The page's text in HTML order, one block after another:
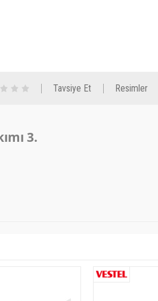
Tavsiye Et Resimler
3.